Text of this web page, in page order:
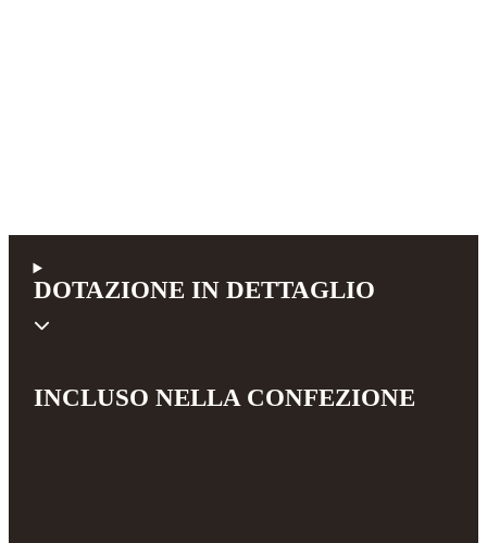
DOTAZIONE IN DETTAGLIO
INCLUSO NELLA CONFEZIONE